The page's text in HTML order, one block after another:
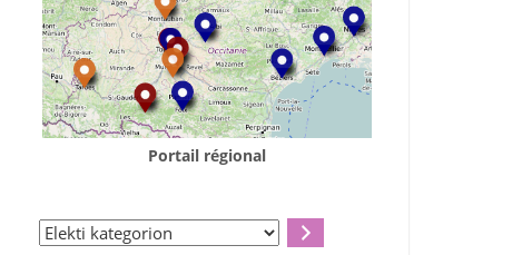
Portail régional
Elekti